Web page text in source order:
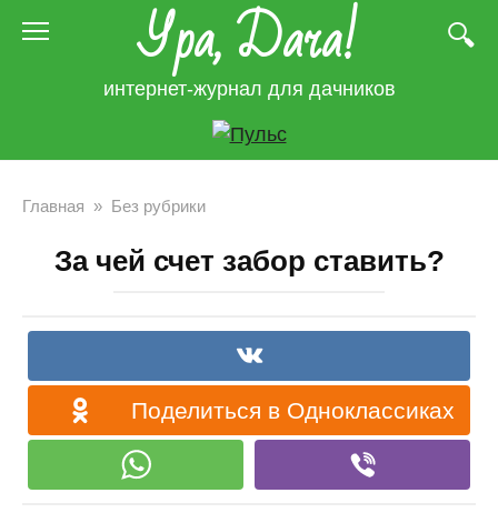
Ура, Дача!
интернет-журнал для дачников
Главная » Без рубрики
За чей счет забор ставить?
Поделиться в Одноклассиках